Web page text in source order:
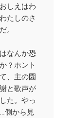
しえはわ
たしのさ
。
なんか恐
？ホント
、主の園
と歌声が
た。やっ
側から見